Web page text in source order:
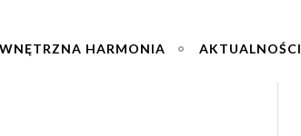
HARMONIA AKTUALNOŚCI